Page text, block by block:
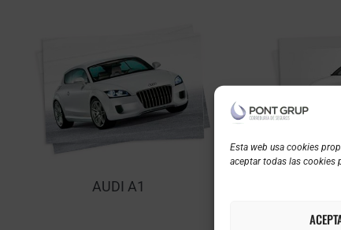
Esta web usa cookies
aceptar todas las cookies
AUDI A1